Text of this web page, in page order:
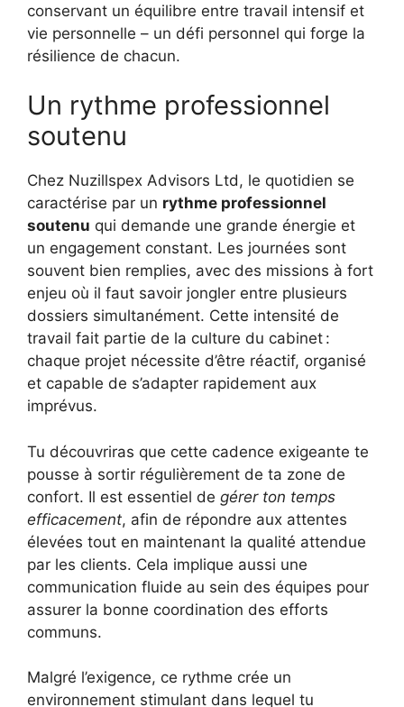
conservant un équilibre entre travail intensif et
vie personnelle – un défi personnel qui forge la
résilience de chacun.
Un rythme professionnel
soutenu
Chez Nuzillspex Advisors Ltd, le quotidien se
caractérise par un rythme professionnel
soutenu qui demande une grande énergie et
un engagement constant. Les journées sont
souvent bien remplies, avec des missions à fort
enjeu où il faut savoir jongler entre plusieurs
dossiers simultanément. Cette intensité de
travail fait partie de la culture du cabinet :
chaque projet nécessite d’être réactif, organisé
et capable de s’adapter rapidement aux
imprévus.
Tu découvriras que cette cadence exigeante te
pousse à sortir régulièrement de ta zone de
confort. Il est essentiel de gérer ton temps
efficacement, afin de répondre aux attentes
élevées tout en maintenant la qualité attendue
par les clients. Cela implique aussi une
communication fluide au sein des équipes pour
assurer la bonne coordination des efforts
communs.
Malgré l’exigence, ce rythme crée un
environnement stimulant dans lequel tu